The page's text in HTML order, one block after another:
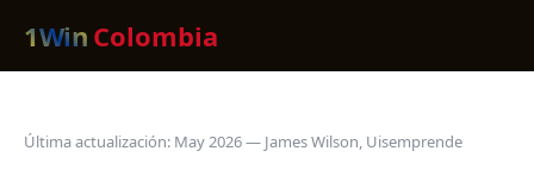
1Win Colombia
Última actualización: May 2026 — James Wilson, Uisemprende